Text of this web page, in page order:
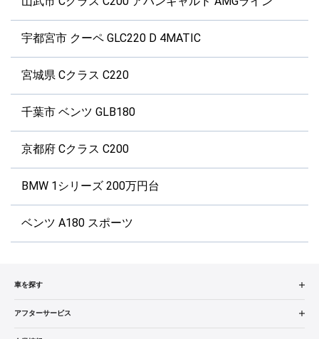
宇都宮市 クーペ GLC220 D 4MATIC
宮城県 Cクラス C220
千葉市 ベンツ GLB180
京都府 Cクラス C200
BMW 1シリーズ 200万円台
ベンツ A180 スポーツ
車を探す
中古車検索
アフターサービス